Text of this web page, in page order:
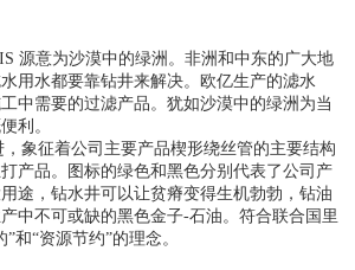
源意为沙漠中的绿洲。非洲和中东的广大地
用水都要靠钻井来解决。欧亿生产的滤水
中需要的过滤产品。犹如沙漠中的绿洲为当
利。
，象征着公司主要产品楔形绕丝管的主要结构
产品。图标的绿色和黑色分别代表了公司产
途，钻水井可以让贫瘠变得生机勃勃，钻油
中不可或缺的黑色金子-石油。符合联合国里
和“资源节约”的理念。